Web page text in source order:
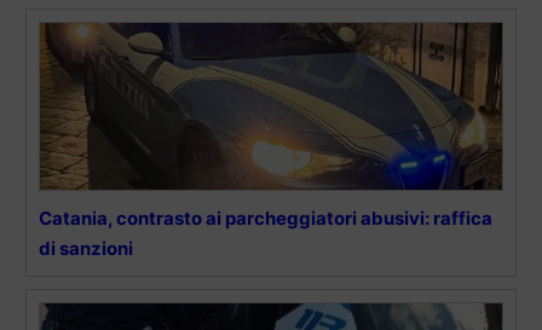
Catania, contrasto ai parcheggiatori abusivi: raffica
di sanzioni